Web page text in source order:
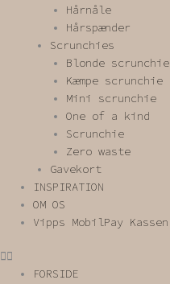
Hårnåle
Hårspænder
Scrunchies
Blonde scrunchie
Kæmpe scrunchie
Mini scrunchie
One of a kind
Scrunchie
Zero waste
Gavekort
INSPIRATION
OM OS
Vipps MobilPay Kassen
FORSIDE